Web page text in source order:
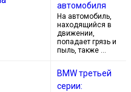
автомобиля
На автомобиль,
находящийся в
движении,
попадает грязь и
пыль, также …
BMW третьей
серии: